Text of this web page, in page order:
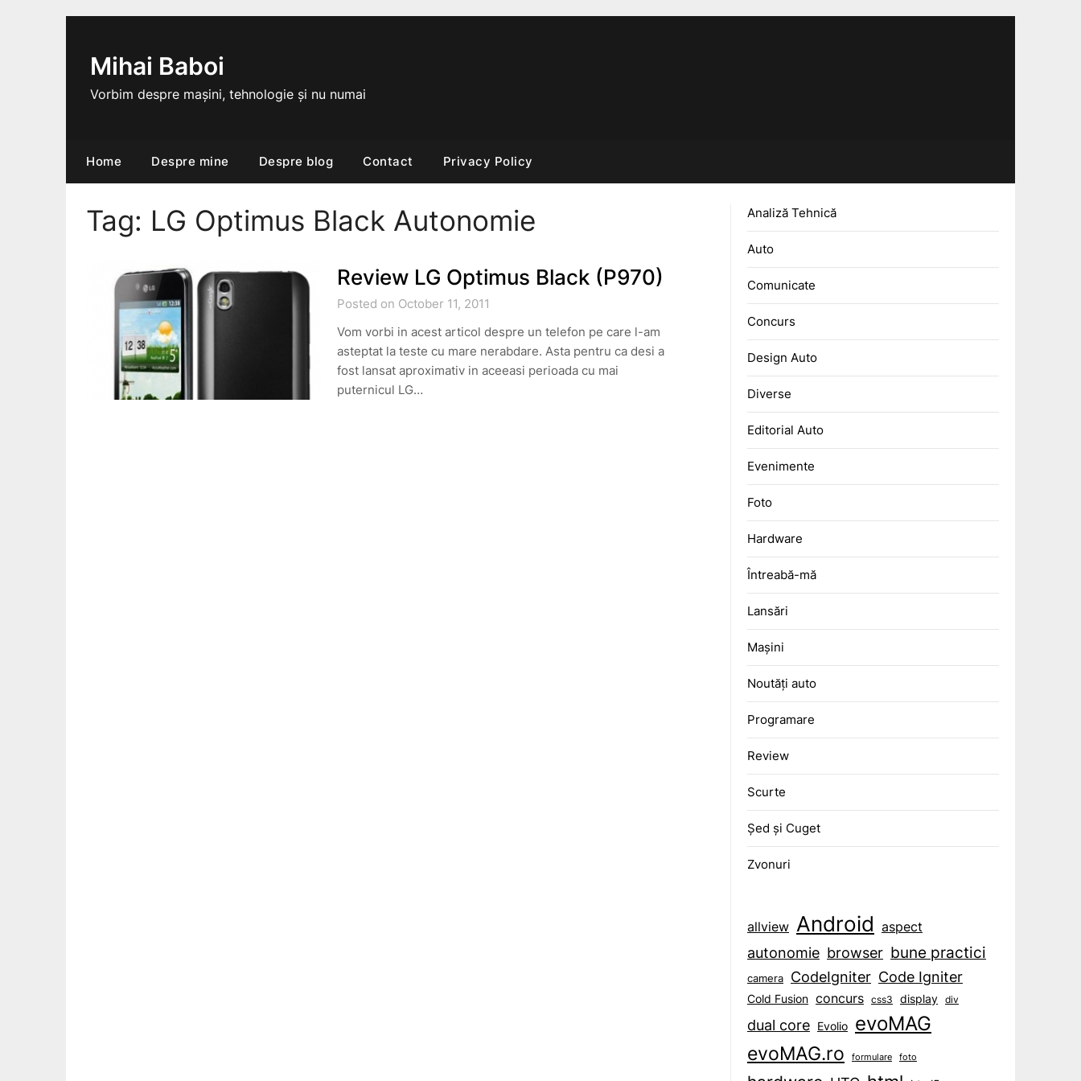
Mihai Baboi
Vorbim despre mașini, tehnologie și nu numai
Home Despre mine Despre blog Contact Privacy Policy
Tag: LG Optimus Black Autonomie
Review LG Optimus Black (P970)
Posted on October 11, 2011
Vom vorbi in acest articol despre un telefon pe care l-am
asteptat la teste cu mare nerabdare. Asta pentru ca desi a
fost lansat aproximativ in aceeasi perioada cu mai
puternicul LG…
Analiză Tehnică
Auto
Comunicate
Concurs
Design Auto
Diverse
Editorial Auto
Evenimente
Foto
Hardware
Întreabă-mă
Lansări
Mașini
Noutăți auto
Programare
Review
Scurte
Șed și Cuget
Zvonuri
allview Android aspect
autonomie browser bune practici
camera CodeIgniter Code Igniter
Cold Fusion concurs css3 display div
dual core Evolio evoMAG
evoMAG.ro formulare foto